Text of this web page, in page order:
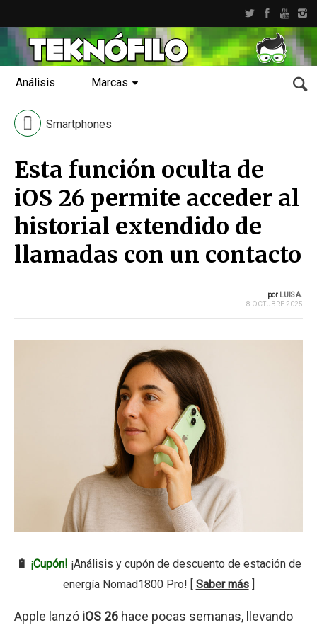
Análisis Marcas
Smartphones
Esta función oculta de
iOS 26 permite acceder al
historial extendido de
llamadas con un contacto
por LUIS A.
8 OCTUBRE 2025
🔋 ¡Cupón! ¡Análisis y cupón de descuento de estación de
energía Nomad1800 Pro! [ Saber más]
Apple lanzó iOS 26 hace pocas semanas, llevando